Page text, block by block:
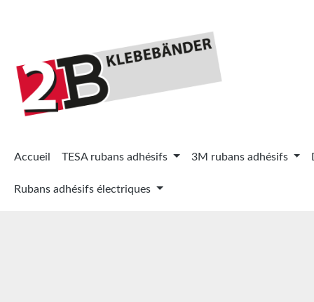
Accueil TESA rubans adhésifs 3M rubans adhésifs
Rubans adhésifs électriques